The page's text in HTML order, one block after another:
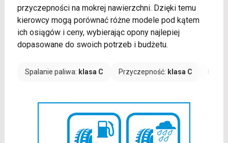
przyczepności na mokrej nawierzchni. Dzięki temu
kierowcy mogą porównać różne modele pod kątem
ich osiągów i ceny, wybierając opony najlepiej
dopasowane do swoich potrzeb i budżetu.
Spalanie paliwa: klasa C Przyczepność: klasa C